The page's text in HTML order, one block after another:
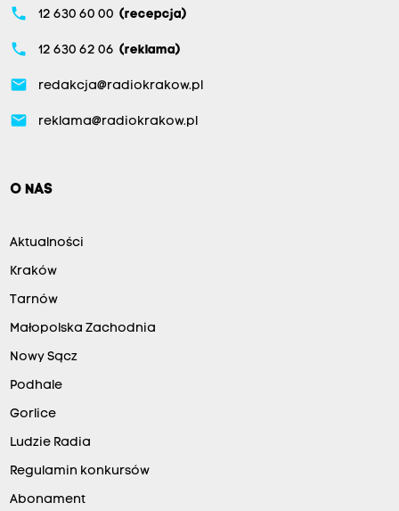
phone 12 630 60 00 (recepcja)
phone 12 630 62 06 (reklama)
email redakcja@radiokrakow.pl
email reklama@radiokrakow.pl
O NAS
Aktualności
Kraków
Tarnów
Małopolska Zachodnia
Nowy Sącz
Podhale
Gorlice
Ludzie Radia
Regulamin konkursów
Abonament